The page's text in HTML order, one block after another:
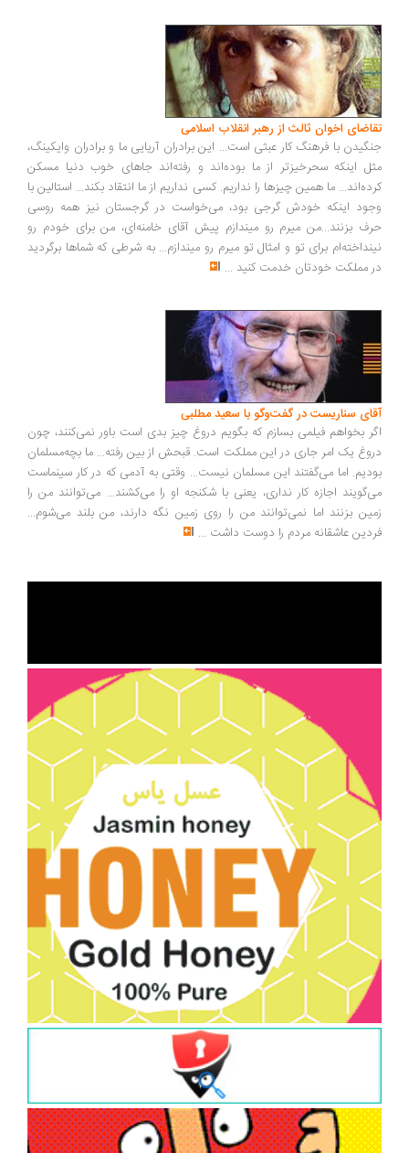
تقاضای اخوان ثالث از رهبر انقلاب اسلامی
جنگیدن با فرهنگ کار عبثی است... این برادران آریایی ما و برادران وایکینگ،
مثل اینکه سحرخیزتر از ما بوده‌اند و رفته‌اند جاهای خوب دنیا مسکن
کرده‌اند... ما همین چیزها را نداریم. کسی نداریم از ما انتقاد بکند... استالین با
وجود اینکه خودش گرجی بود، می‌خواست در گرجستان نیز همه روسی
حرف بزنند...من میرم رو میندازم پیش آقای خامنه‌ای، من برای خودم رو
نینداخته‌ام برای تو و امثال تو میرم رو میندازم... به شرطی که شماها برگردید
در مملکت خودتان خدمت کنید ...
آقای سناریست در گفت‌وگو با سعید مطلبی
اگر بخواهم فیلمی بسازم که بگویم دروغ چیز بدی است باور نمی‌کنند، چون
دروغ یک امر جاری در این مملکت است. قبحش از بین رفته... ما بچه‌مسلمان
بودیم. اما می‌گفتند این مسلمان نیست... وقتی به آدمی که در کار سینماست
می‌گویند اجازه کار نداری، یعنی با شکنجه او را می‌کشند... می‌توانند من را
زمین بزنند اما نمی‌توانند من را روی زمین نگه دارند، من بلند می‌شوم...
فردین عاشقانه مردم را دوست داشت ...